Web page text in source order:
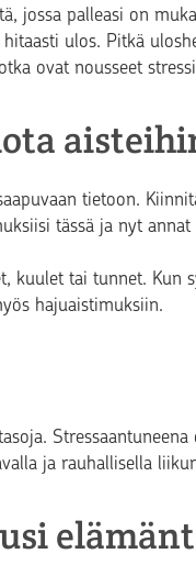
jossa palleasi on
ulos. Pitkä
ovat nousseet
tietoon.
tässä ja nyt
kuulet tai tunnet. Kun
hajuaistimuksiin.
ja rauhallisella